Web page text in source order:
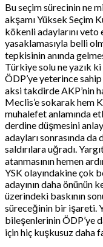
Bu seçim sürecinin ne
akşamı Yüksek Seçim
kökenli adaylarını
yasaklamasıyla belli
tepkisinin anında
Türkiye solu ne yazık
ÖDP’ye yeterince
aksi takdirde AKP’nin
Meclis’e sokarak hem
muhalefet anlamında
derdine düşmesini
adayları sonrasında
saldırılara uğradı.
atanmasının hemen
YSK olayındakine çok
adayının daha önünün
üzerindeki baskının
süreceğinin bir işareti.
bileşenlerinin ÖDP’ye
için hiç kuşkusuz daha